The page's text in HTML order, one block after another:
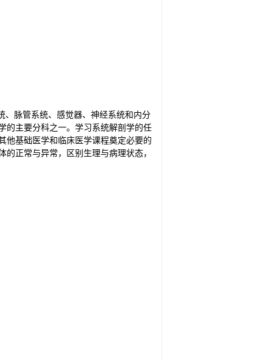
、脉管系统、感觉器、神经系统和内分
的主要分科之一。学习系统解剖学的任
他基础医学和临床医学课程奠定必要的
正常与异常，区别生理与病理状态，